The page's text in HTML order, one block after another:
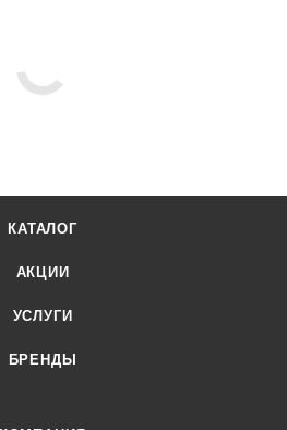
КАТАЛОГ
АКЦИИ
УСЛУГИ
БРЕНДЫ